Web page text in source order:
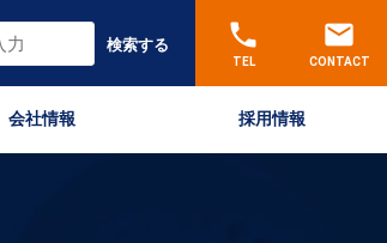
検索する phone
TEL
email
CONTACT
会社情報 採用情報